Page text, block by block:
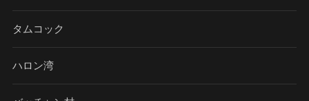
タムコック
ハロン湾